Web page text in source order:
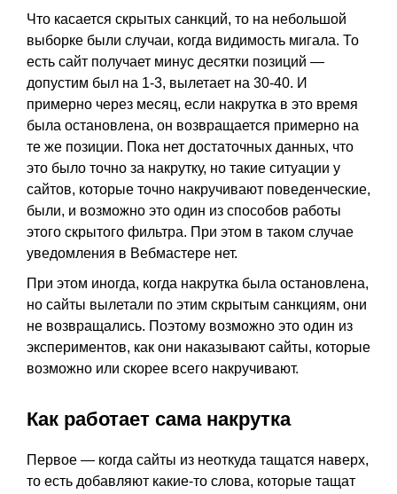
Что касается скрытых санкций, то на небольшой
выборке были случаи, когда видимость мигала. То
есть сайт получает минус десятки позиций —
допустим был на 1-3, вылетает на 30-40. И
примерно через месяц, если накрутка в это время
была остановлена, он возвращается примерно на
те же позиции. Пока нет достаточных данных, что
это было точно за накрутку, но такие ситуации у
сайтов, которые точно накручивают поведенческие,
были, и возможно это один из способов работы
этого скрытого фильтра. При этом в таком случае
уведомления в Вебмастере нет.
При этом иногда, когда накрутка была остановлена,
но сайты вылетали по этим скрытым санкциям, они
не возвращались. Поэтому возможно это один из
экспериментов, как они наказывают сайты, которые
возможно или скорее всего накручивают.
Как работает сама накрутка
Первое — когда сайты из неоткуда тащатся наверх,
то есть добавляют какие-то слова, которые тащат